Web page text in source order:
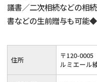
議書／二次相続などの相
書などの生前贈与も可能
対応も実施◆20年以上の
告・生前対策・事業承継
ます。
住所 〒120-0005
ルミエール